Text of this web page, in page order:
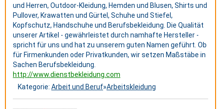
und Herren, Outdoor-Kleidung, Hemden und Blusen, Shirts und
Pullover, Krawatten und Gürtel, Schuhe und Stiefel,
Kopfschutz, Handschuhe und Berufsbekleidung. Die Qualität
unserer Artikel - gewährleistet durch namhafte Hersteller -
spricht für uns und hat zu unserem guten Namen geführt. Ob
für Firmenkunden oder Privatkunden, wir setzen Maßstäbe in
Sachen Berufsbekleidung.
http://www.dienstbekleidung.com
Kategorie: Arbeit und Beruf»Arbeitskleidung